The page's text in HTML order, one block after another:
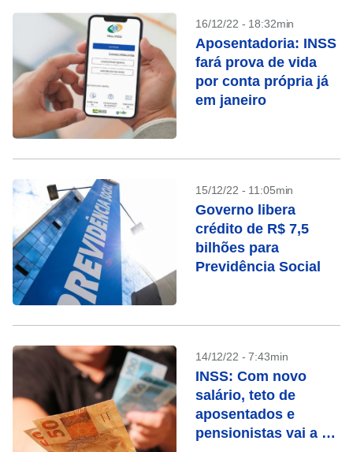
16/12/22 - 18:32min
Aposentadoria: INSS
fará prova de vida
por conta própria já
em janeiro
15/12/22 - 11:05min
Governo libera
crédito de R$ 7,5
bilhões para
Previdência Social
14/12/22 - 7:43min
INSS: Com novo
salário, teto de
aposentados e
pensionistas vai a R$